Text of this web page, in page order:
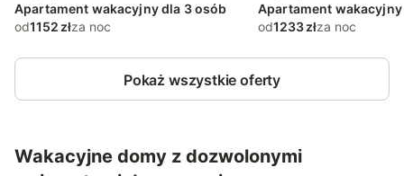
Apartament wakacyjny dla 3 osób
od1152 złza noc
Apartament
od1233 złza noc
Pokaż wszystkie oferty
Wakacyjne domy z dozwolonymi